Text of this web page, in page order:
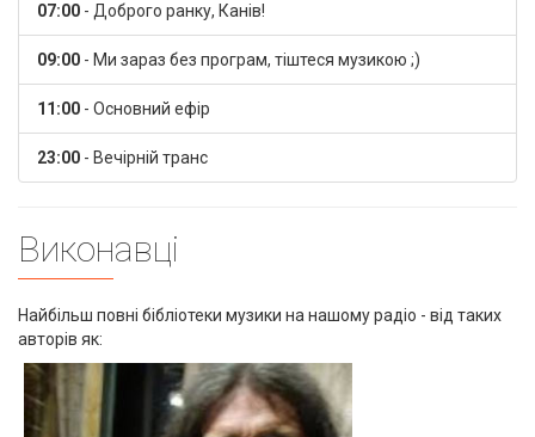
07:00 - Доброго ранку, Канів!
09:00 - Ми зараз без програм, тіштеся музикою ;)
11:00 - Основний ефір
23:00 - Вечірній транс
Виконавці
Найбільш повні бібліотеки музики на нашому радіо - від таких
авторів як: